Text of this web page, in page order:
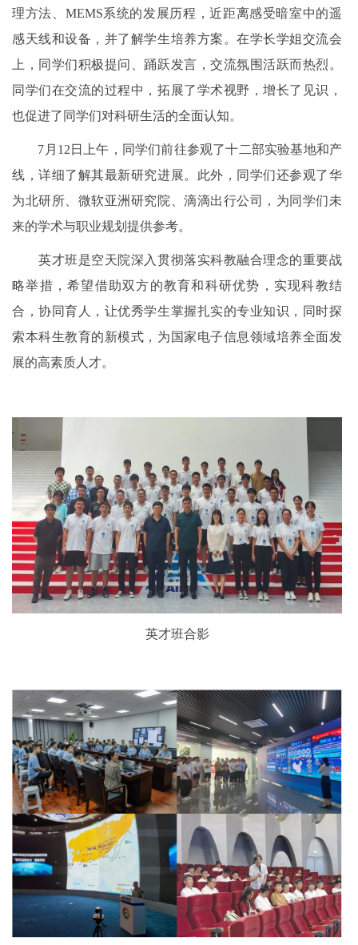
理方法、MEMS系统的发展历程，近距离感受暗室中的遥
感天线和设备，并了解学生培养方案。在学长学姐交流会
上，同学们积极提问、踊跃发言，交流氛围活跃而热烈。
同学们在交流的过程中，拓展了学术视野，增长了见识，
也促进了同学们对科研生活的全面认知。
7月12日上午，同学们前往参观了十二部实验基地和产
线，详细了解其最新研究进展。此外，同学们还参观了华
为北研所、微软亚洲研究院、滴滴出行公司，为同学们未
来的学术与职业规划提供参考。
英才班是空天院深入贯彻落实科教融合理念的重要战
略举措，希望借助双方的教育和科研优势，实现科教结
合，协同育人，让优秀学生掌握扎实的专业知识，同时探
索本科生教育的新模式，为国家电子信息领域培养全面发
展的高素质人才。
英才班合影